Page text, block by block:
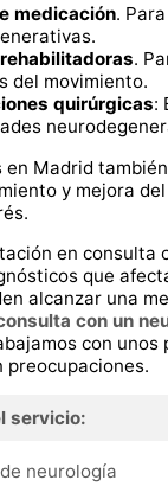
medicación.
.
del movimiento.
quirúrgicas:
en Madrid
y mejora
en consulta
que
alcanzar una
con un
con
preocupaciones.
servicio:
neurología